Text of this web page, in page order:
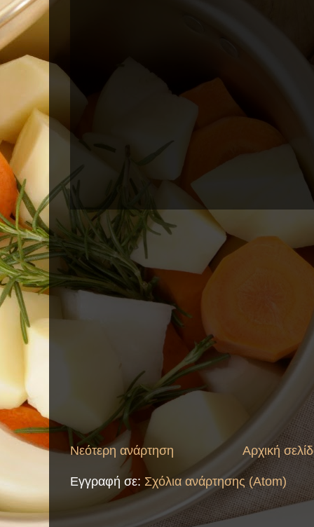
Νεότερη ανάρτηση Αρχική
Εγγραφή σε: Σχόλια ανάρτησης (Atom)